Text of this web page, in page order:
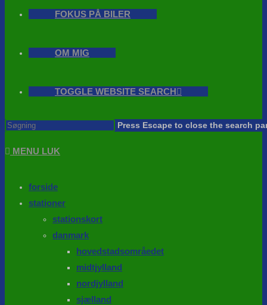
FOKUS PÅ BILER
OM MIG
TOGGLE WEBSITE SEARCH
Press Escape to close the search
MENU LUK
forside
stationer
stationskort
danmark
hovedstadsområedet
midtjylland
nordjylland
sjælland